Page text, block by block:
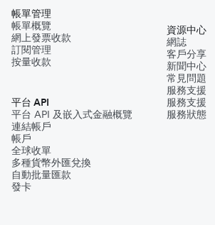
帳單管理
帳單概覽
網上發票收款
訂閱管理
按量收款
平台 API
平台 API 及嵌入式金融概覽
連結帳戶
帳戶
全球收單
多種貨幣外匯兌換
自動批量匯款
發卡
資源中心
網誌
客戶分享
新聞中心
常見問題
服務支援
服務支援
服務狀態